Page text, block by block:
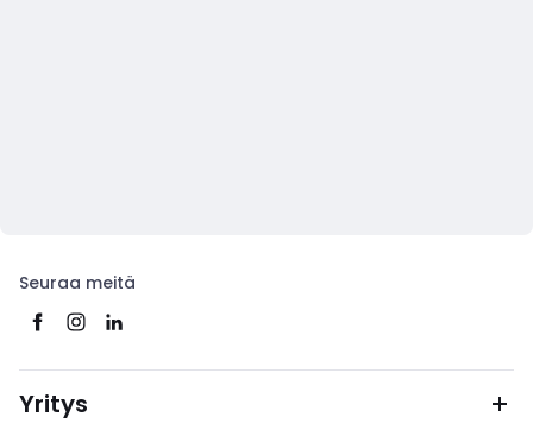
Seuraa meitä
Yritys